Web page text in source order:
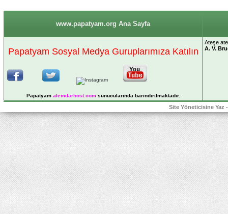
www.papatyam.org Ana Sayfa
Papatyam Sosyal Medya Guruplarımıza Katılın
Papatyam alemdarhost.comsunucularında barındırılmaktadır.
Ateşe
A. V.
Site Yöneticisine Yaz